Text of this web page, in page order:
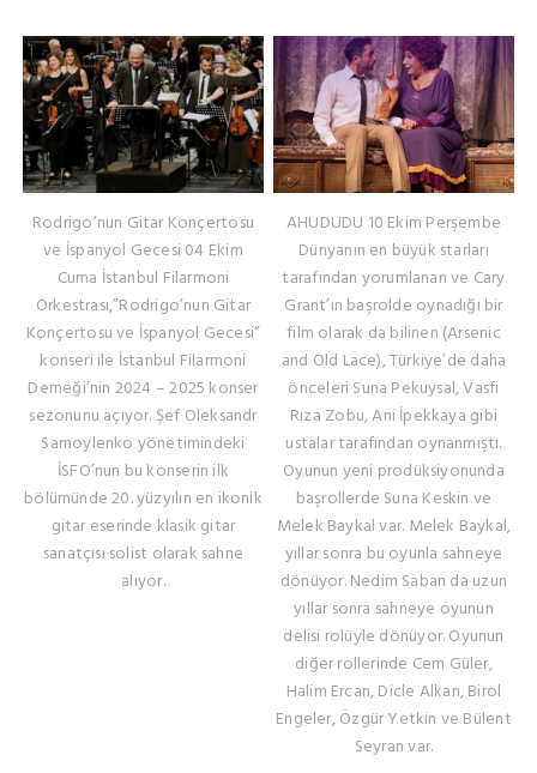
Rodrigo’nun Gitar Konçertosu
ve İspanyol Gecesi 04 Ekim
Cuma İstanbul Filarmoni
Orkestrası,”Rodrigo’nun Gitar
Konçertosu ve İspanyol Gecesi”
konseri ile İstanbul Filarmoni
Derneği’nin 2024 – 2025 konser
sezonunu açıyor. Şef Oleksandr
Samoylenko yönetimindeki
İSFO’nun bu konserin ilk
bölümünde 20. yüzyılın en ikonik
gitar eserinde klasik gitar
sanatçısı solist olarak sahne
alıyor.
AHUDUDU 10 Ekim Perşembe
Dünyanın en büyük starları
tarafından yorumlanan ve Cary
Grant’ın başrolde oynadığı bir
film olarak da bilinen (Arsenic
and Old Lace), Türkiye’de daha
önceleri Suna Pekuysal, Vasfi
Rıza Zobu, Ani İpekkaya gibi
ustalar tarafından oynanmıştı.
Oyunun yeni prodüksiyonunda
başrollerde Suna Keskin ve
Melek Baykal var. Melek Baykal,
yıllar sonra bu oyunla sahneye
dönüyor. Nedim Saban da uzun
yıllar sonra sahneye oyunun
delisi rolüyle dönüyor. Oyunun
diğer rollerinde Cem Güler,
Halim Ercan, Dicle Alkan, Birol
Engeler, Özgür Yetkin ve Bülent
Seyran var.